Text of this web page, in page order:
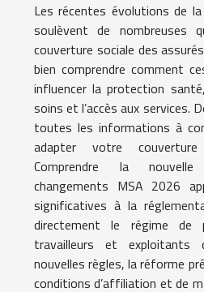
Les récentes évolutions de
soulèvent de nombreuses
couverture sociale des
bien comprendre comment
influencer la protection
soins et l’accès aux services.
toutes les informations à
adapter votre
Comprendre la
changements MSA 2026
significatives à la
directement le régime de
travailleurs et exploitants
nouvelles règles, la réforme
conditions d’affiliation et de